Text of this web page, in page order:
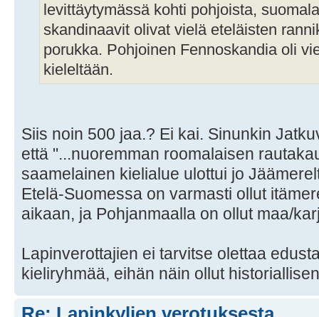
levittäytymässä kohti pohjoista,
skandinaavit olivat vielä eteläisten
porukka. Pohjoinen Fennoskandia oli
kieleltään.
Siis noin 500 jaa.? Ei kai. Sinunkin
että "...nuoremman roomalaisen
saamelainen kielialue ulottui jo
Etelä-Suomessa on varmasti ollut
aikaan, ja Pohjanmaalla on ollut maa/
Lapinverottajien ei tarvitse olettaa
kieliryhmää, eihän näin ollut